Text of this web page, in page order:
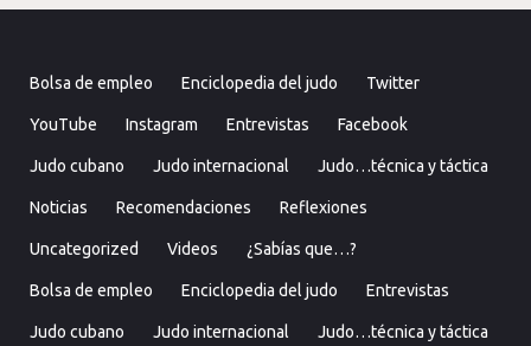
Bolsa de empleo Enciclopedia del judo Twitter
YouTube Instagram Entrevistas Facebook
Judo cubano Judo internacional Judo…técnica y táctica
Noticias Recomendaciones Reflexiones
Uncategorized Videos ¿Sabías que…?
Bolsa de empleo Enciclopedia del judo Entrevistas
Judo cubano Judo internacional Judo…técnica y táctica